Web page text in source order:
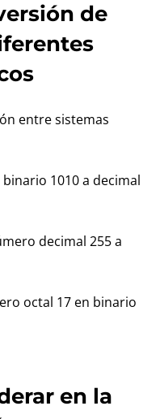
de
entre sistemas
1010 a decimal
decimal 255 a
octal 17 en binario
en la